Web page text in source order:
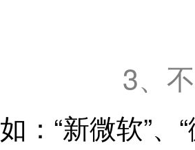
3、
如：“新微软”